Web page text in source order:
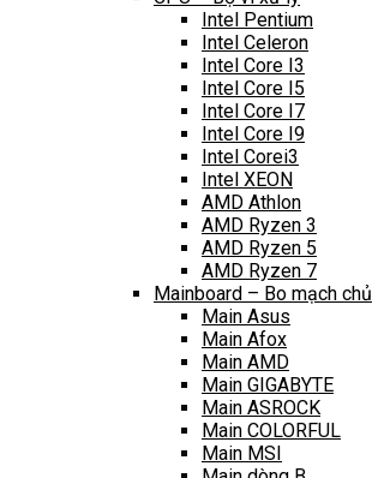
Intel Pentium
Intel Celeron
Intel Core I3
Intel Core I5
Intel Core I7
Intel Core I9
Intel Corei3
Intel XEON
AMD Athlon
AMD Ryzen 3
AMD Ryzen 5
AMD Ryzen 7
Mainboard – Bo mạch chủ
Main Asus
Main Afox
Main AMD
Main GIGABYTE
Main ASROCK
Main COLORFUL
Main MSI